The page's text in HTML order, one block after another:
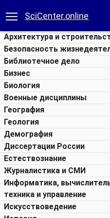
SciCenter.online
Архитектура и
Безопасность
Библиотечное дело
Бизнес
Биология
Военные дисциплины
География
Геология
Демография
Диссертации России
Естествознание
Журналистика и СМИ
Информатика,
техника и управление
Искусствоведение